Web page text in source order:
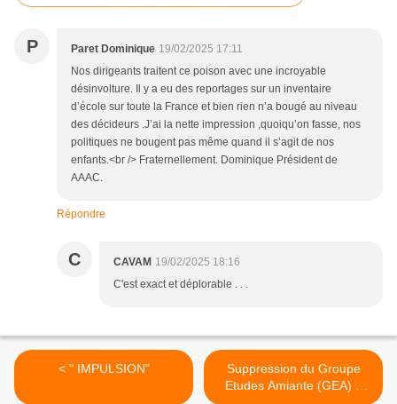
P Paret Dominique 19/02/2025 17:11
Nos dirigeants traitent ce poison avec une incroyable
désinvolture. Il y a eu des reportages sur un inventaire
d’école sur toute la France et bien rien n’a bougé au niveau
des décideurs .J’ai la nette impression ,quoiqu’on fasse, nos
politiques ne bougent pas même quand il s’agit de nos
enfants.<br /> Fraternellement. Dominique Président de
AAAC.
Répondre
C CAVAM 19/02/2025 18:16
C'est exact et déplorable . . .
< " IMPULSION"
Suppression du Groupe
Etudes Amiante (GEA) à